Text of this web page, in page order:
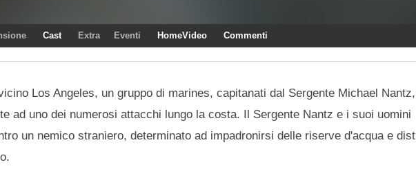
Cast Extra Eventi HomeVideo Commenti
Los Angeles, un gruppo di marines, capitanati dal Sergente Michael
ad uno dei numerosi attacchi lungo la costa. Il Sergente Nantz e i suoi uomini
un nemico straniero, determinato ad impadronirsi delle riserve d'acqua e